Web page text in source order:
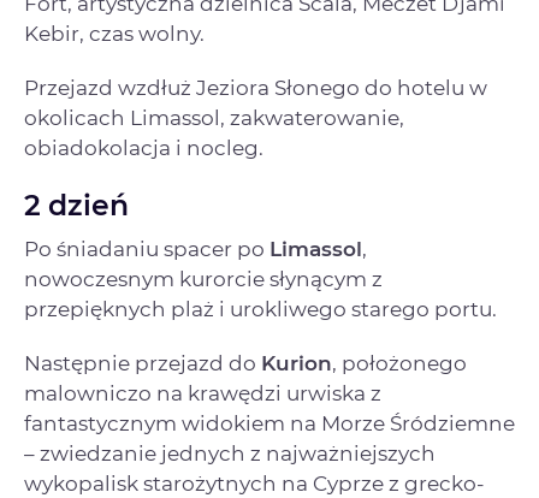
Kebir, czas wolny.
Przejazd wzdłuż Jeziora Słonego do hotelu w
okolicach Limassol, zakwaterowanie,
obiadokolacja i nocleg.
2 dzień
Po śniadaniu spacer po Limassol,
nowoczesnym kurorcie słynącym z
przepięknych plaż i urokliwego starego portu.
Następnie przejazd do Kurion, położonego
malowniczo na krawędzi urwiska z
fantastycznym widokiem na Morze Śródziemne
– zwiedzanie jednych z najważniejszych
wykopalisk starożytnych na Cyprze z grecko-